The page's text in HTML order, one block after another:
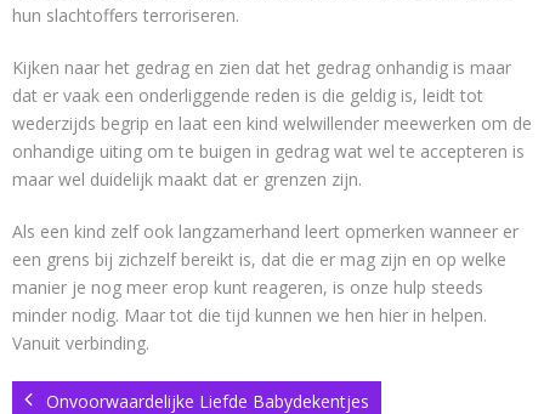
hun slachtoffers terroriseren.
Kijken naar het gedrag en zien dat het gedrag onhandig is maar
dat er vaak een onderliggende reden is die geldig is, leidt tot
wederzijds begrip en laat een kind welwillender meewerken om de
onhandige uiting om te buigen in gedrag wat wel te accepteren is
maar wel duidelijk maakt dat er grenzen zijn.
Als een kind zelf ook langzamerhand leert opmerken wanneer er
een grens bij zichzelf bereikt is, dat die er mag zijn en op welke
manier je nog meer erop kunt reageren, is onze hulp steeds
minder nodig. Maar tot die tijd kunnen we hen hier in helpen.
Vanuit verbinding.
Onvoorwaardelijke Liefde Babydekentjes